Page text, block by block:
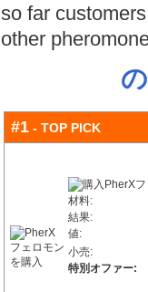
so far
other
#1 - TOP PICK
材料:
結果:
値:
小売:
特別オファー: